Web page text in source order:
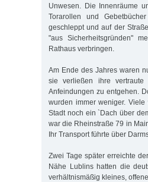
Unwesen. Die Innenräume
Torarollen und
geschleppt und auf der
"aus Sicherheitsgründen"
Rathaus verbringen.
Am Ende des Jahres waren
sie verließen ihre
Anfeindungen zu entgehen.
wurden immer weniger.
Stadt noch ein `Dach über
war die Rheinstraße 79 in
Ihr Transport führte über
Zwei Tage später erreichte
Nähe Lublins hatten die
verhältnismäßig kleines,